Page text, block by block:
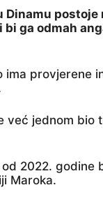
Dinamu
bi ga odmah
ima provjerene
već jednom bio
2022. godine
Maroka.